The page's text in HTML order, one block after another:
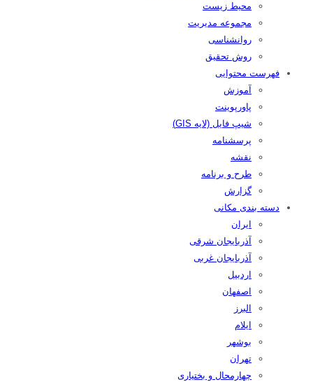
محیط زیست
مجموعه مدیریت
روانشناسی
روش تحقیق
فهرست محتوایی
آموزش
پاورپوینت
شیپ فایل (لایه GIS)
پرسشنامه
نقشه
طرح و برنامه
گزارش
دسته بندی مکانی
ایران
آذربایجان شرقی
آذربایجان غربی
اردبیل
اصفهان
البرز
ایلام
بوشهر
تهران
چهارمحال و بختیاری